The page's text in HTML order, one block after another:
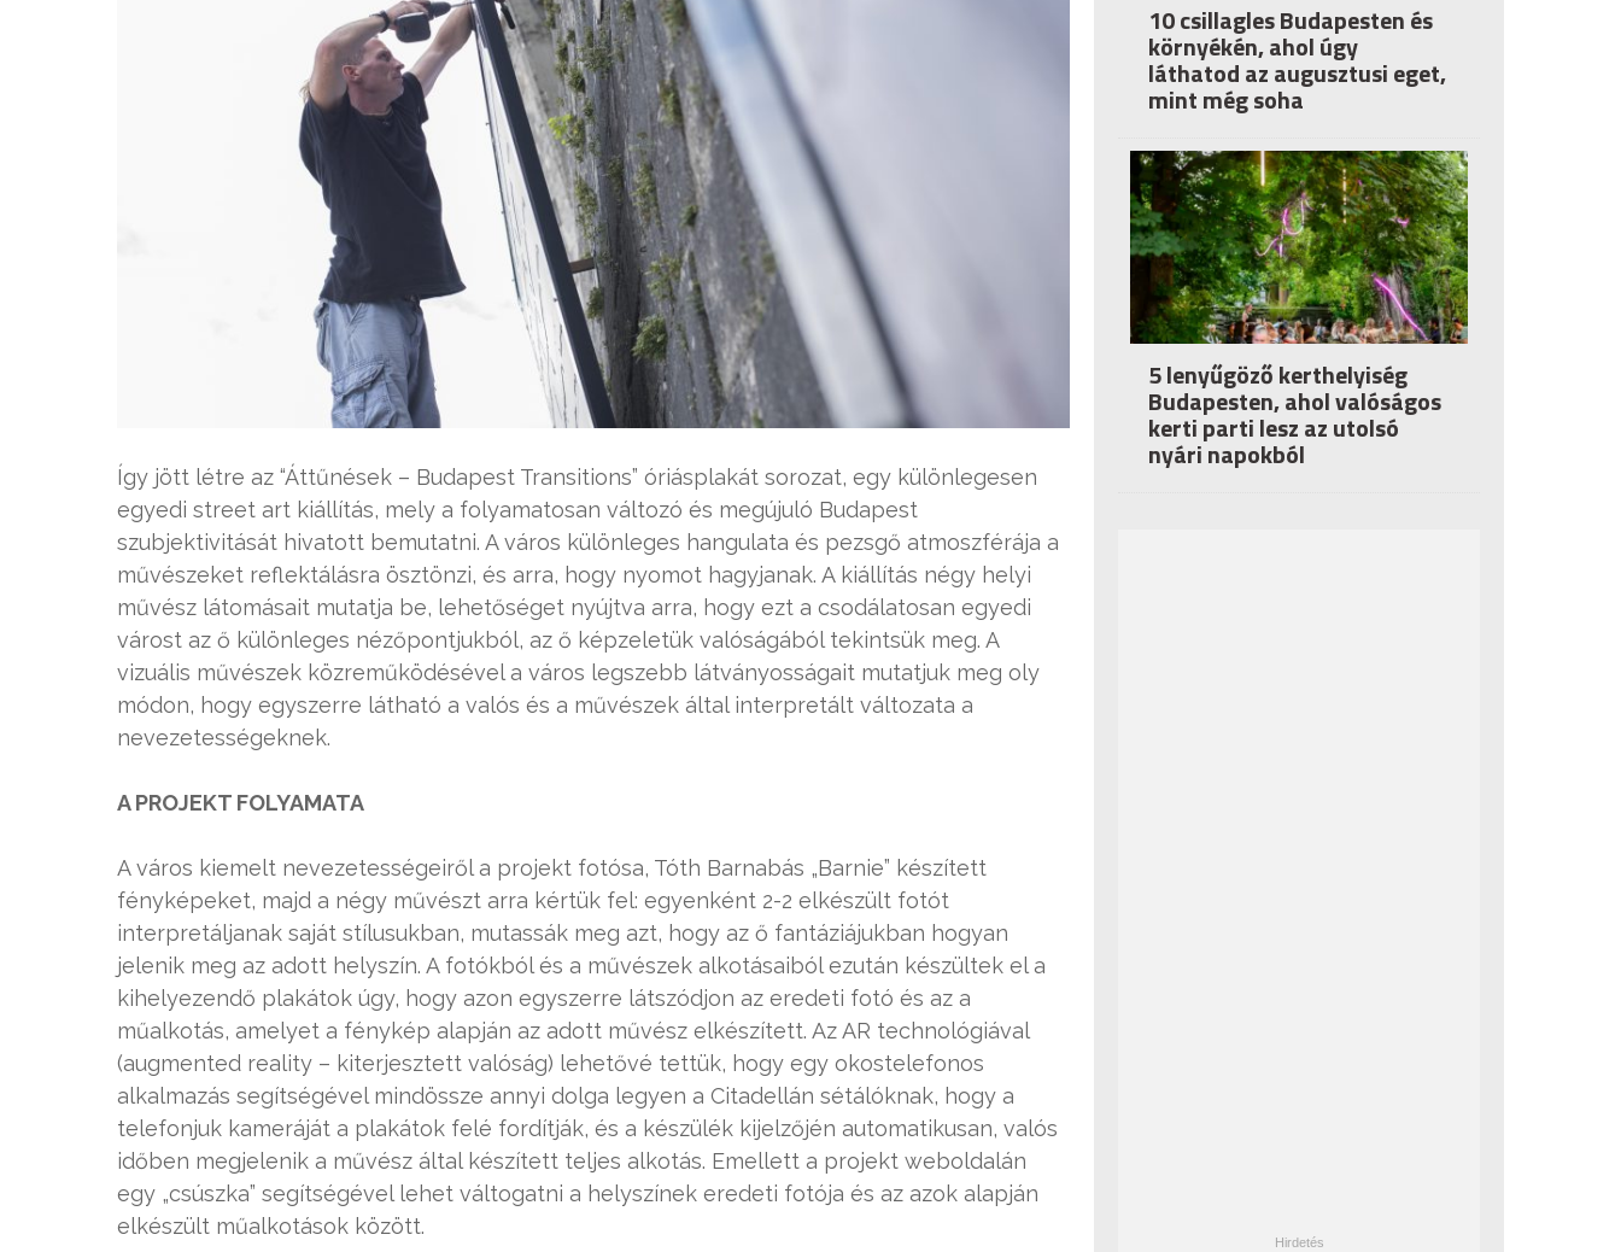
Így jött létre az “Áttűnések – Budapest Transitions” óriásplakát sorozat, egy különlegesen
egyedi street art kiállítás, mely a folyamatosan változó és megújuló Budapest
szubjektivitását hivatott bemutatni. A város különleges hangulata és pezsgő atmoszférája a
művészeket reflektálásra ösztönzi, és arra, hogy nyomot hagyjanak. A kiállítás négy helyi
művész látomásait mutatja be, lehetőséget nyújtva arra, hogy ezt a csodálatosan egyedi
várost az ő különleges nézőpontjukból, az ő képzeletük valóságából tekintsük meg. A
vizuális művészek közreműködésével a város legszebb látványosságait mutatjuk meg oly
módon, hogy egyszerre látható a valós és a művészek által interpretált változata a
nevezetességeknek.
A PROJEKT FOLYAMATA
A város kiemelt nevezetességeiről a projekt fotósa, Tóth Barnabás „Barnie” készített
fényképeket, majd a négy művészt arra kértük fel: egyenként 2-2 elkészült fotót
interpretáljanak saját stílusukban, mutassák meg azt, hogy az ő fantáziájukban hogyan
jelenik meg az adott helyszín. A fotókból és a művészek alkotásaiból ezután készültek el a
kihelyezendő plakátok úgy, hogy azon egyszerre látszódjon az eredeti fotó és az a
műalkotás, amelyet a fénykép alapján az adott művész elkészített. Az AR technológiával
(augmented reality – kiterjesztett valóság) lehetővé tettük, hogy egy okostelefonos
alkalmazás segítségével mindössze annyi dolga legyen a Citadellán sétálóknak, hogy a
telefonjuk kameráját a plakátok felé fordítják, és a készülék kijelzőjén automatikusan, valós
időben megjelenik a művész által készített teljes alkotás. Emellett a projekt weboldalán
egy „csúszka” segítségével lehet váltogatni a helyszínek eredeti fotója és az azok alapján
elkészült műalkotások között.
10 csillagles Budapesten és
környékén, ahol úgy
láthatod az augusztusi eget,
mint még soha
5 lenyűgöző kerthelyiség
Budapesten, ahol valóságos
kerti parti lesz az utolsó
nyári napokból